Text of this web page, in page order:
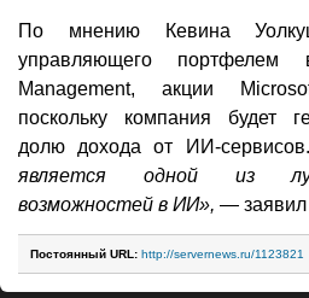
По мнению Кевина
управляющего портфелем
Management, акции
поскольку компания будет
долю дохода от ИИ-
является одной из
возможностей в ИИ», — заявил
Постоянный URL: http://servernews.ru/1123821